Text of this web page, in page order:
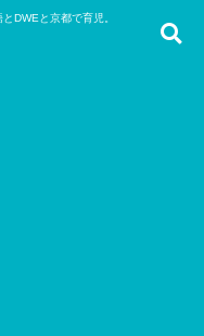
DWEと京都で育児。